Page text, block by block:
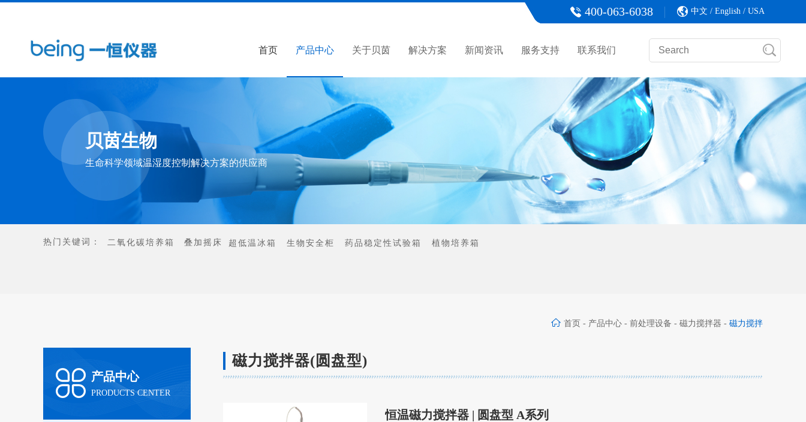
400-063-6038 中文 / English / USA
首页 产品中心 关于贝茵 解决方案 新闻资讯 服务支持 联系我们
贝茵生物
生命科学领域温湿度控制解决方案的供应商
热门关键词： 二氧化碳培养箱 叠加摇床 超低温冰箱 生物安全柜 药品稳定性试验箱 植物培养箱
首页 - 产品中心 - 前处理设备 - 磁力搅拌器 - 磁力搅拌
产品中心
PRODUCTS CENTER
磁力搅拌器(圆盘型)
恒温磁力搅拌器 | 圆盘型 A系列